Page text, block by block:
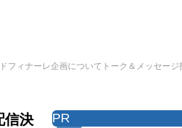
フィナーレ企画についてトーク＆メッセー
信決
PR